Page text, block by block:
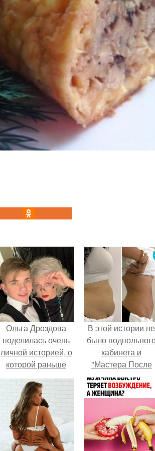
Ольга Дроздова
поделилась очень
личной историей, о
которой раньше
почти не говорила.
В этой истории не
было
кабинета и
"Мастера После
Двухнедельных
Курсов".